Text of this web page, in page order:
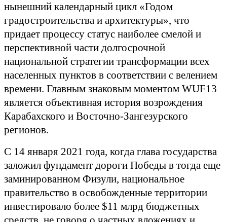
нынешний календарный цикл «Годом
градостроительства и архитектуры», что
придает процессу статус наиболее смелой и
перспективной части долгосрочной
национальной стратегии трансформации всех
населенных пунктов в соответствии с велением
времени. Главным знаковым моментом WUF13
является объективная история возрождения
Карабахского и Восточно-Зангезурского
регионов.
С 14 января 2021 года, когда глава государства
заложил фундамент дороги Победы в тогда еще
заминированном Физули, национальное
правительство в освобожденные территории
инвестировало более $11 млрд бюджетных